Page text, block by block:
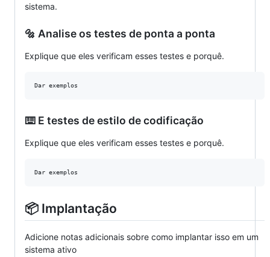
sistema.
🔩 Analise os testes de ponta a ponta
Explique que eles verificam esses testes e porquê.
⌨️ E testes de estilo de codificação
Explique que eles verificam esses testes e porquê.
📦 Implantação
Adicione notas adicionais sobre como implantar isso em um
sistema ativo